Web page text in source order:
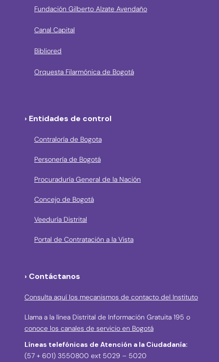
Fundación Gilberto Alzate Avendaño
Canal Capital
Bibliored
Orquesta Filarmónica de Bogotá
› Entidades de control
Contraloría de Bogota
Personería de Bogotá
Procuraduría General de la Nación
Concejo de Bogotá
Veeduría Distrital
Portal de Contratación a la Vista
› Contáctanos
Consulta aquí los mecanismos de contacto del Instituto
Llama a la línea Distrital de Información Gratuita 195 o
conoce los canales de servicio en Bogotá
Líneas telefónicas de Atención a la Ciudadanía:
(57 + 601) 3550800 ext 5029 – 5020